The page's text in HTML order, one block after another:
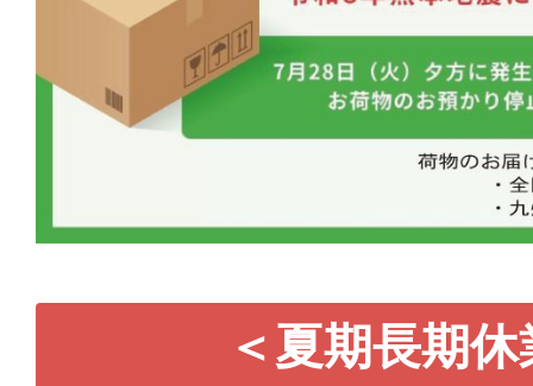
＜夏期長期